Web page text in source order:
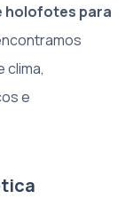
holofotes para
clima,
e